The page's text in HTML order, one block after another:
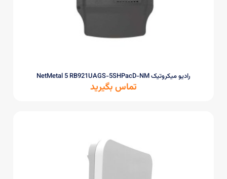
رادیو میکروتیک NetMetal 5 RB921UAGS-5SHPacD-NM
تماس بگیرید